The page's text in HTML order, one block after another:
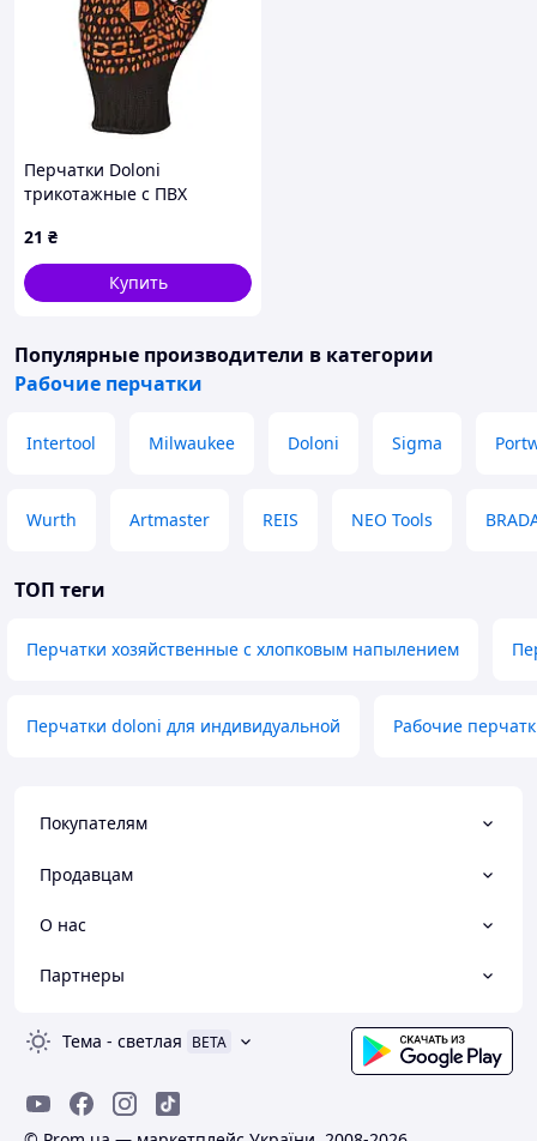
Перчатки Doloni
трикотажные с ПВХ
(10315)
21 ₴
Купить
Популярные производители в категории
Рабочие перчатки
Intertool Milwaukee Doloni Sigma
Wurth Artmaster REIS NEO Tools
ТОП теги
Перчатки хозяйственные с хлопковым напылением
Перчатки doloni для индивидуальной Рабочие
Покупателям
Продавцам
О нас
Партнеры
Тема - светлая BETA